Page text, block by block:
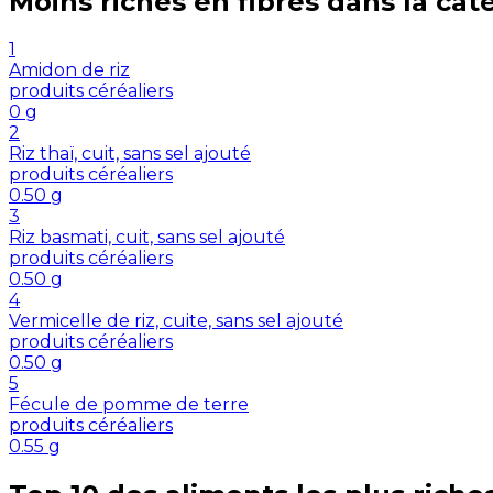
1
Amidon de riz
produits céréaliers
0 g
2
Riz thaï, cuit, sans sel ajouté
produits céréaliers
0.50 g
3
Riz basmati, cuit, sans sel ajouté
produits céréaliers
0.50 g
4
Vermicelle de riz, cuite, sans sel ajouté
produits céréaliers
0.50 g
5
Fécule de pomme de terre
produits céréaliers
0.55 g